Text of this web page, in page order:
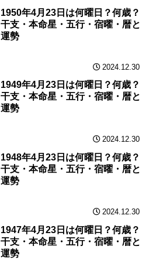
1950年4月23日は何曜日？何歳？
干支・本命星・五行・宿曜・暦と
運勢
2024.12.30
1949年4月23日は何曜日？何歳？
干支・本命星・五行・宿曜・暦と
運勢
2024.12.30
1948年4月23日は何曜日？何歳？
干支・本命星・五行・宿曜・暦と
運勢
2024.12.30
1947年4月23日は何曜日？何歳？
干支・本命星・五行・宿曜・暦と
運勢